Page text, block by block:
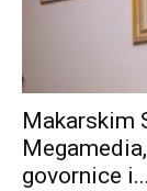
Makarskim
govornice i...